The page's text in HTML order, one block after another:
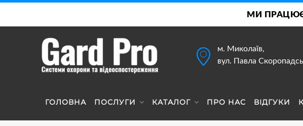
МИ
м. Миколаїв,
вул. Павла
ГОЛОВНА ПОСЛУГИ КАТАЛОГ ПРО НАС ВІДГУКИ